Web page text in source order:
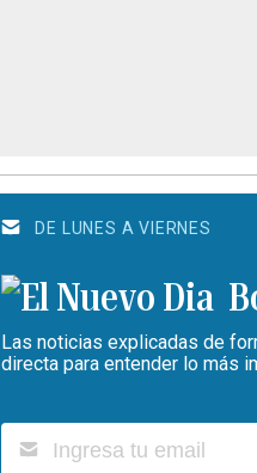
DE LUNES A VIERNES
Las noticias explicadas de
directa para entender lo más